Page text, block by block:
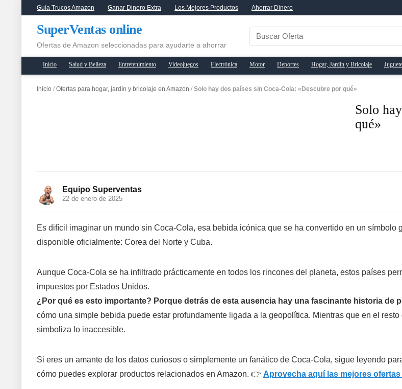
Guía Trucos Amazon Ganar Dinero Extra Los Mejores Productos Ahorrar Dinero
SuperVentas online
Ofertas de Amazon seleccionadas para ayudarte a ahorrar
Inicio Salud y Belleza Entretenimiento Videojuegos Electrónica Motor Deportes Hogar, Jardin y Bricolaje
Inicio / Ofertas para hogar, jardín y bricolaje en Amazon / Solo hay dos países sin Coca-Cola: «Descubre por qué»
Solo
qué»
Equipo Superventas
22 de enero de 2025
Es difícil imaginar un mundo sin Coca-Cola, esa bebida icónica que se ha convertido en un
disponible oficialmente: Corea del Norte y Cuba.
Aunque Coca-Cola se ha infiltrado prácticamente en todos los rincones del planeta, estos países
impuestos por Estados Unidos.
¿Por qué es esto importante? Porque detrás de esta ausencia hay una fascinante historia
cómo una simple bebida puede estar profundamente ligada a la geopolítica. Mientras que en el
simboliza lo inaccesible.
Si eres un amante de los datos curiosos o simplemente un fanático de Coca-Cola, sigue leyendo
cómo puedes explorar productos relacionados en Amazon. 👉 Aprovecha aquí las mejores